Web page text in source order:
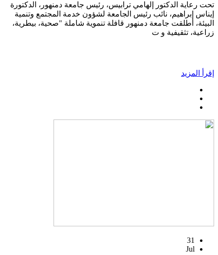
تحت رعاية الدكتور إلهامي ترابيس، رئيس جامعة دمنهور، الدكتورة
إيناس إبراهيم، نائب رئيس الجامعة لشؤون خدمة المجتمع وتنمية
البيئة، أطلقت جامعة دمنهور قافلة تنموية شاملة "صحية، بيطرية،
زراعية، تثقيفية و ت
إقرأ المزيد
31
Jul